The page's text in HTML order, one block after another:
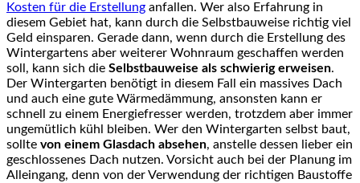
Kosten für die Erstellung anfallen. Wer also Erfahrung in
diesem Gebiet hat, kann durch die Selbstbauweise richtig viel
Geld einsparen. Gerade dann, wenn durch die Erstellung des
Wintergartens aber weiterer Wohnraum geschaffen werden
soll, kann sich die Selbstbauweise als schwierig erweisen.
Der Wintergarten benötigt in diesem Fall ein massives Dach
und auch eine gute Wärmedämmung, ansonsten kann er
schnell zu einem Energiefresser werden, trotzdem aber immer
ungemütlich kühl bleiben. Wer den Wintergarten selbst baut,
sollte von einem Glasdach absehen, anstelle dessen lieber ein
geschlossenes Dach nutzen. Vorsicht auch bei der Planung im
Alleingang, denn von der Verwendung der richtigen Baustoffe